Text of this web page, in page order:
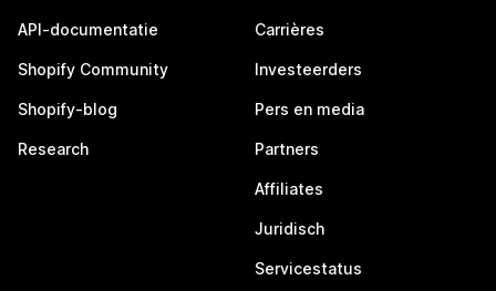
API-documentatie
Shopify Community
Shopify-blog
Research
Carrières
Investeerders
Pers en media
Partners
Affiliates
Juridisch
Servicestatus